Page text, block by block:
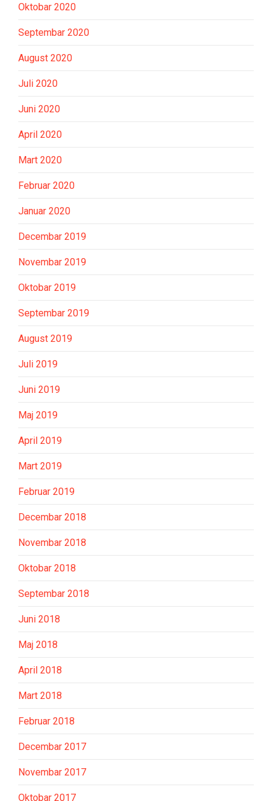
Oktobar 2020
Septembar 2020
August 2020
Juli 2020
Juni 2020
April 2020
Mart 2020
Februar 2020
Januar 2020
Decembar 2019
Novembar 2019
Oktobar 2019
Septembar 2019
August 2019
Juli 2019
Juni 2019
Maj 2019
April 2019
Mart 2019
Februar 2019
Decembar 2018
Novembar 2018
Oktobar 2018
Septembar 2018
Juni 2018
Maj 2018
April 2018
Mart 2018
Februar 2018
Decembar 2017
Novembar 2017
Oktobar 2017